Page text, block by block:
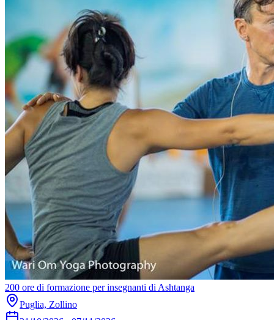
200 ore di formazione per insegnanti di Ashtanga
Puglia, Zollino